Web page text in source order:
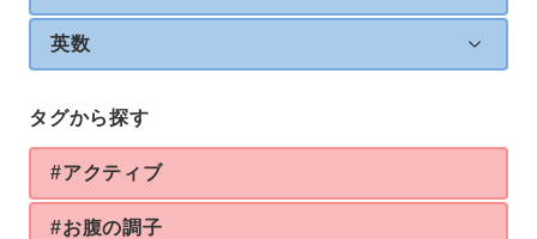
英数
タグから探す
#アクティブ
#お腹の調子